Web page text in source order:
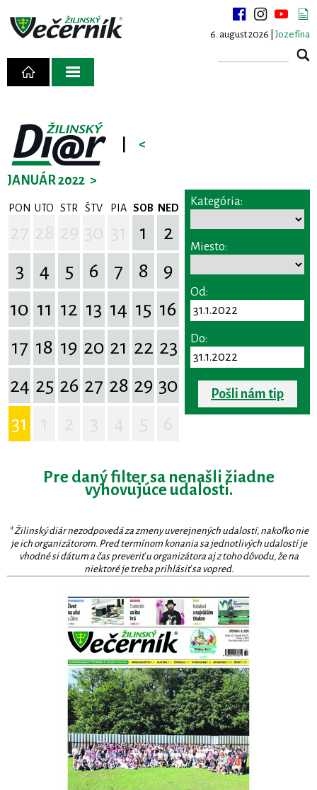
6. august 2026 | Jozefína
<
JANUÁR 2022 >
PON UTO STR ŠTV PIA SOB NED
1
2
3
4 5 6 7 8
9
10 11 12 13 14 15 16
17 18 19 20 21 22 23
24 25 26 27 28 29 30
31
Kategória:
Miesto:
Od:
Do:
Pošli nám tip
Pre daný filter sa nenašli žiadne
vyhovujúce udalosti.
* Žilinský diár nezodpovedá za zmeny uverejnených udalostí, nakoľko nie
je ich organizátorom. Pred termínom konania sa jednotlivých udalostí je
vhodné si dátum a čas preveriť u organizátora aj z toho dôvodu, že na
niektoré je treba prihlásiť sa vopred.